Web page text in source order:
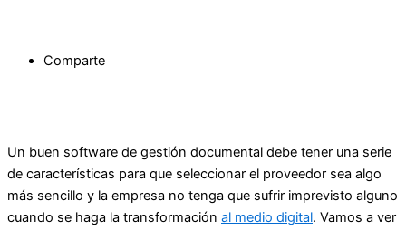
Comparte
Un buen software de gestión documental debe tener una serie
de características para que seleccionar el proveedor sea algo
más sencillo y la empresa no tenga que sufrir imprevisto alguno
cuando se haga la transformación al medio digital. Vamos a ver